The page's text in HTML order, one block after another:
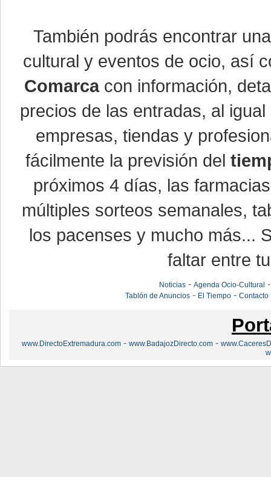
También podrás encontrar
cultural y eventos de ocio, así
Comarcacon información,
precios de las entradas, al
empresas, tiendas y
fácilmente la previsión del
próximos 4 días, las
múltiples sorteos semanales,
los pacenses y mucho más...
faltar entre
Noticias -Agenda Ocio-Cultural
Tablón de Anuncios - El Tiempo -Contacto
www.DirectoExtremadura.com - www.BadajozDirecto.com -